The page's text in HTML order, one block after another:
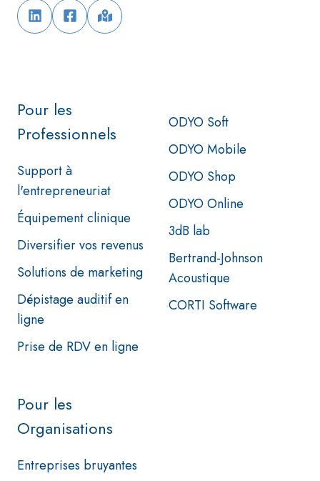
Pour les
Professionnels
Support à
l'entrepreneuriat
Équipement clinique
Diversifier vos revenus
Solutions de marketing
Dépistage auditif en
ligne
Prise de RDV en ligne
ODYO Soft
ODYO Mobile
ODYO Shop
ODYO Online
3dB lab
Bertrand-Johnson
Acoustique
CORTI Software
Pour les
Organisations
Entreprises bruyantes